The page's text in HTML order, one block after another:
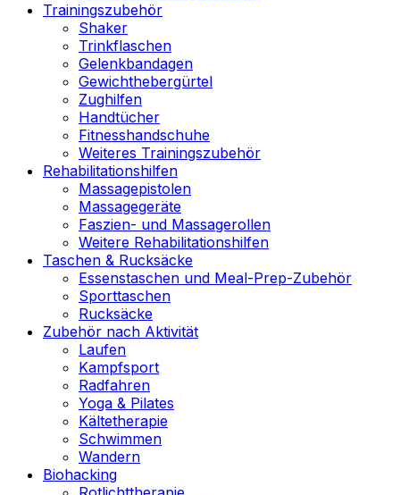
Trainingszubehör
Shaker
Trinkflaschen
Gelenkbandagen
Gewichthebergürtel
Zughilfen
Handtücher
Fitnesshandschuhe
Weiteres Trainingszubehör
Rehabilitationshilfen
Massagepistolen
Massagegeräte
Faszien- und Massagerollen
Weitere Rehabilitationshilfen
Taschen & Rucksäcke
Essenstaschen und Meal-Prep-Zubehör
Sporttaschen
Rucksäcke
Zubehör nach Aktivität
Laufen
Kampfsport
Radfahren
Yoga & Pilates
Kältetherapie
Schwimmen
Wandern
Biohacking